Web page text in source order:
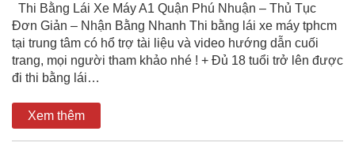
Thi Bằng Lái Xe Máy A1 Quận Phú Nhuận – Thủ Tục
Đơn Giản – Nhận Bằng Nhanh Thi bằng lái xe máy tphcm
tại trung tâm có hổ trợ tài liệu và video hướng dẫn cuối
trang, mọi người tham khảo nhé ! + Đủ 18 tuổi trở lên được
đi thi bằng lái…
Xem thêm